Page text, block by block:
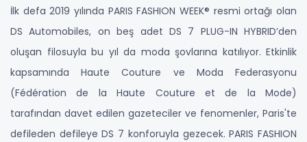
İlk defa 2019 yılında PARIS FASHION WEEK® resmi ortağı olan
DS Automobiles, on beş adet DS 7 PLUG-IN HYBRID’den
oluşan filosuyla bu yıl da moda şovlarına katılıyor. Etkinlik
kapsamında Haute Couture ve Moda Federasyonu
(Fédération de la Haute Couture et de la Mode)
tarafından davet edilen gazeteciler ve fenomenler, Paris'te
defileden defileye DS 7 konforuyla gezecek. PARIS FASHION